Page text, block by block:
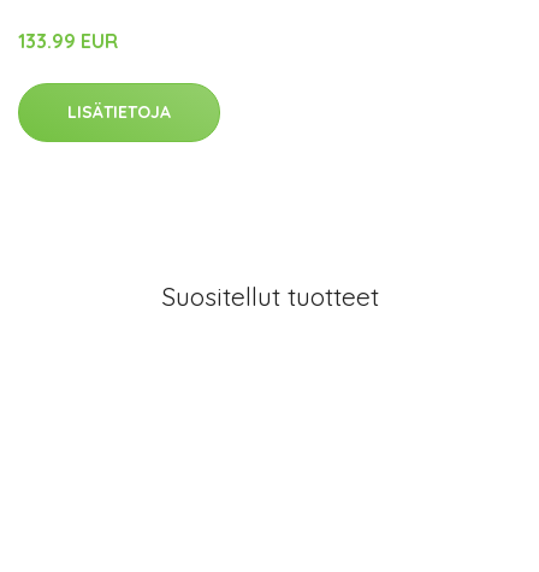
133.99 EUR
LISÄTIETOJA
Suositellut tuotteet